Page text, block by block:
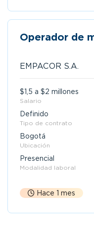
Operador de
EMPACOR S.A.
$1,5 a $2 millones
Salario
Definido
Tipo de contrato
Bogotá
Ubicación
Presencial
Modalidad laboral
Hace 1 mes